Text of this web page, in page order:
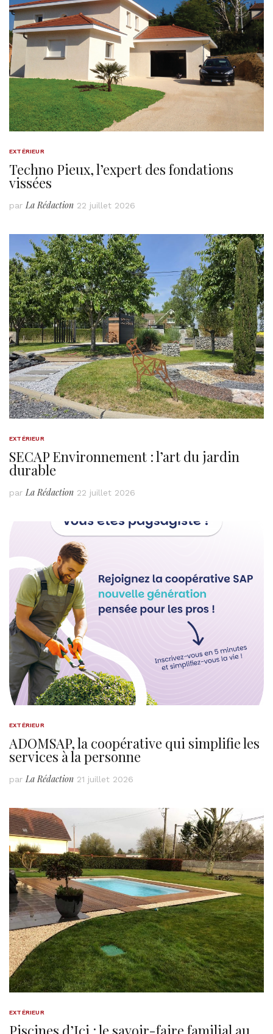
EXTÉRIEUR
Techno Pieux, l’expert des fondations
vissées
par La Rédaction 22 juillet 2026
EXTÉRIEUR
SECAP Environnement : l’art du jardin
durable
par La Rédaction 22 juillet 2026
EXTÉRIEUR
ADOMSAP, la coopérative qui simplifie les
services à la personne
parLa Rédaction 21 juillet 2026
EXTÉRIEUR